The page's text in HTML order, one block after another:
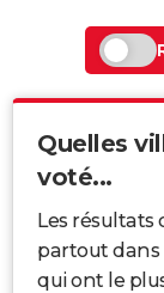
Quelles
voté...
Les résultats
partout dans
qui ont le plus